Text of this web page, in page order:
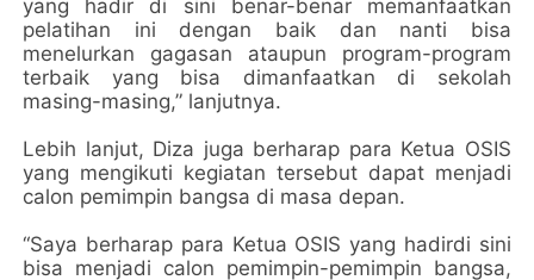
yang hadir di sini benar-benar memanfaatkan
pelatihan ini dengan baik dan nanti bisa
menelurkan gagasan ataupun program-program
terbaik yang bisa dimanfaatkan di sekolah
masing-masing,” lanjutnya.
Lebih lanjut, Diza juga berharap para Ketua OSIS
yang mengikuti kegiatan tersebut dapat menjadi
calon pemimpin bangsa di masa depan.
“Saya berharap para Ketua OSIS yang hadirdi sini
bisa menjadi calon pemimpin-pemimpin bangsa,